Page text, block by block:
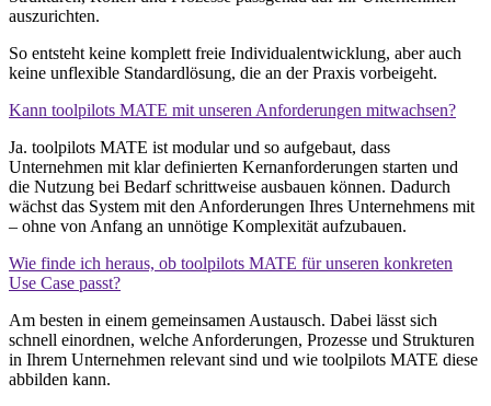
auszurichten.
So entsteht keine komplett freie Individualentwicklung, aber auch
keine unflexible Standardlösung, die an der Praxis vorbeigeht.
Kann toolpilots MATE mit unseren Anforderungen mitwachsen?
Ja. toolpilots MATE ist modular und so aufgebaut, dass
Unternehmen mit klar definierten Kernanforderungen starten und
die Nutzung bei Bedarf schrittweise ausbauen können. Dadurch
wächst das System mit den Anforderungen Ihres Unternehmens mit
– ohne von Anfang an unnötige Komplexität aufzubauen.
Wie finde ich heraus, ob toolpilots MATE für unseren konkreten
Use Case passt?
Am besten in einem gemeinsamen Austausch. Dabei lässt sich
schnell einordnen, welche Anforderungen, Prozesse und Strukturen
in Ihrem Unternehmen relevant sind und wie toolpilots MATE diese
abbilden kann.